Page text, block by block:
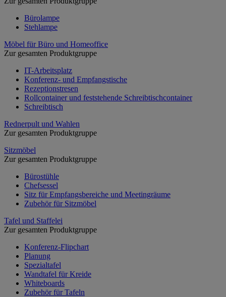
Bürolampe
Stehlampe
Möbel für Büro und Homeoffice
Zur gesamten Produktgruppe
IT-Arbeitsplatz
Konferenz- und Empfangstische
Rezeptionstresen
Rollcontainer und feststehende Schreibtischcontainer
Schreibtisch
Rednerpult und Wahlen
Zur gesamten Produktgruppe
Sitzmöbel
Zur gesamten Produktgruppe
Bürostühle
Chefsessel
Sitz für Empfangsbereiche und Meetingräume
Zubehör für Sitzmöbel
Tafel und Staffelei
Zur gesamten Produktgruppe
Konferenz-Flipchart
Planung
Spezialtafel
Wandtafel für Kreide
Whiteboards
Zubehör für Tafeln